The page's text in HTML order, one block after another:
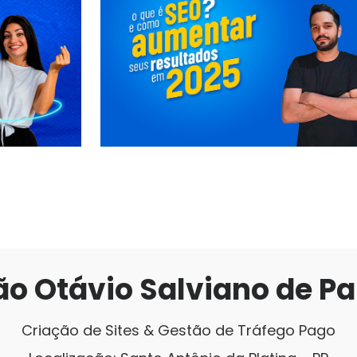
Otávio Salviano de
Criação de Sites & Gestão de Tráfego Pago